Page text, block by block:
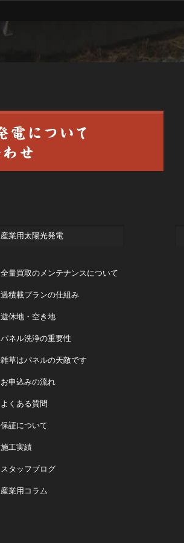
産業用太陽光発電
全量買取のメンテナンスについて
過積載プランの仕組み
遊休地・空き地
パネル洗浄の重要性
雑草はパネルの天敵です
お申込みの流れ
よくある質問
保証について
施工実績
スタッフブログ
産業用コラム